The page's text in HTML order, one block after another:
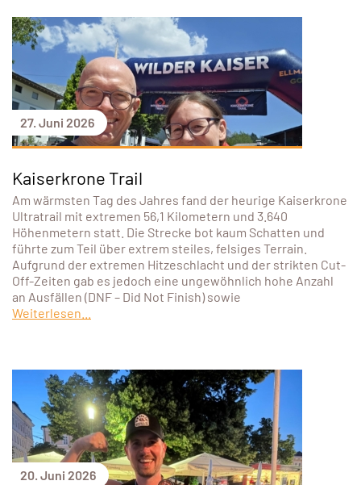
27. Juni 2026
Kaiserkrone Trail
Am wärmsten Tag des Jahres fand der heurige Kaiserkrone
Ultratrail mit extremen 56,1 Kilometern und 3.640
Höhenmetern statt. Die Strecke bot kaum Schatten und
führte zum Teil über extrem steiles, felsiges Terrain.
Aufgrund der extremen Hitzeschlacht und der strikten Cut-
Off-Zeiten gab es jedoch eine ungewöhnlich hohe Anzahl
an Ausfällen (DNF – Did Not Finish) sowie
Weiterlesen...
20. Juni 2026